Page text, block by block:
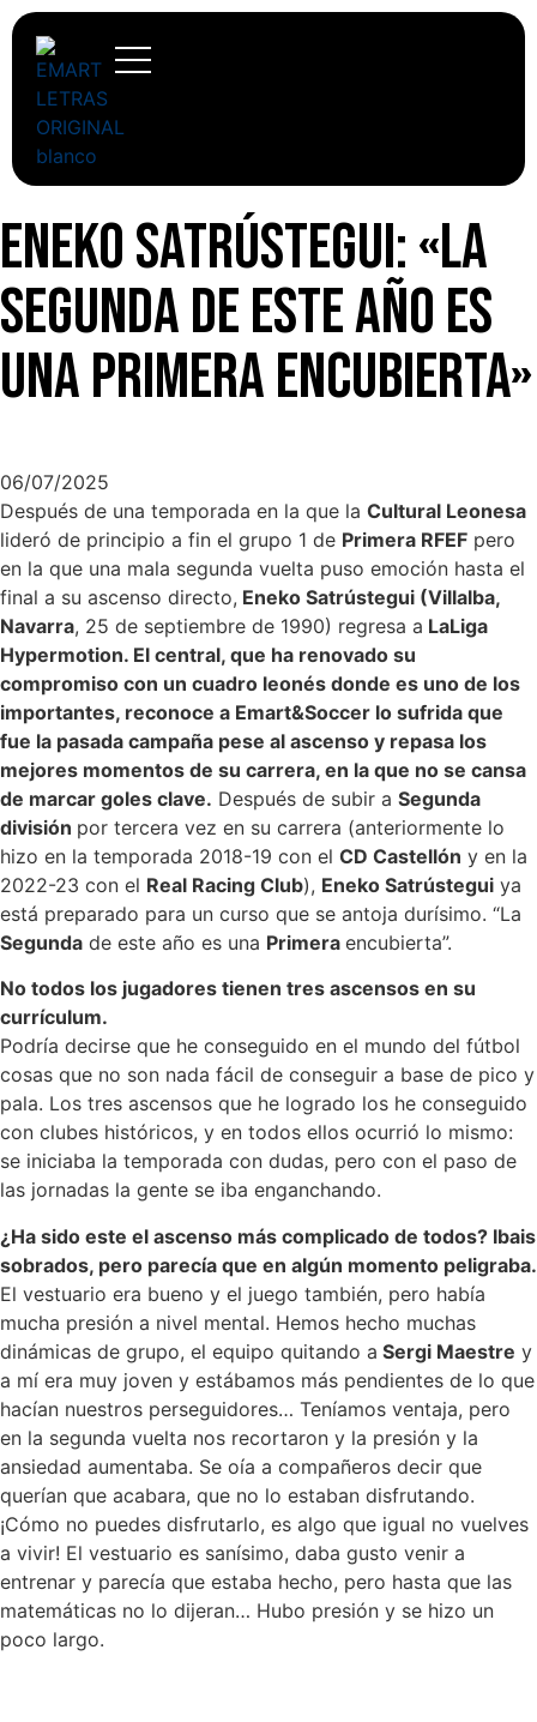
Eneko Satrústegui: «La
Segunda de este año es
una Primera encubierta»
06/07/2025
Después de una temporada en la que la Cultural Leonesa
lideró de principio a fin el grupo 1 de Primera RFEF pero
en la que una mala segunda vuelta puso emoción hasta el
final a su ascenso directo, Eneko Satrústegui (Villalba,
Navarra, 25 de septiembre de 1990) regresa a LaLiga
Hypermotion. El central, que ha renovado su
compromiso con un cuadro leonés donde es uno de los
importantes, reconoce a Emart&Soccer lo sufrida que
fue la pasada campaña pese al ascenso y repasa los
mejores momentos de su carrera, en la que no se cansa
de marcar goles clave. Después de subir a Segunda
división por tercera vez en su carrera (anteriormente lo
hizo en la temporada 2018-19 con el CD Castellón y en la
2022-23 con el Real Racing Club), Eneko Satrústegui ya
está preparado para un curso que se antoja durísimo. “La
Segunda de este año es una Primera encubierta”.
No todos los jugadores tienen tres ascensos en su
currículum.
Podría decirse que he conseguido en el mundo del fútbol
cosas que no son nada fácil de conseguir a base de pico y
pala. Los tres ascensos que he logrado los he conseguido
con clubes históricos, y en todos ellos ocurrió lo mismo:
se iniciaba la temporada con dudas, pero con el paso de
las jornadas la gente se iba enganchando.
¿Ha sido este el ascenso más complicado de todos? Ibais
sobrados, pero parecía que en algún momento peligraba.
El vestuario era bueno y el juego también, pero había
mucha presión a nivel mental. Hemos hecho muchas
dinámicas de grupo, el equipo quitando a Sergi Maestre y
a mí era muy joven y estábamos más pendientes de lo que
hacían nuestros perseguidores… Teníamos ventaja, pero
en la segunda vuelta nos recortaron y la presión y la
ansiedad aumentaba. Se oía a compañeros decir que
querían que acabara, que no lo estaban disfrutando.
¡Cómo no puedes disfrutarlo, es algo que igual no vuelves
a vivir! El vestuario es sanísimo, daba gusto venir a
entrenar y parecía que estaba hecho, pero hasta que las
matemáticas no lo dijeran… Hubo presión y se hizo un
poco largo.